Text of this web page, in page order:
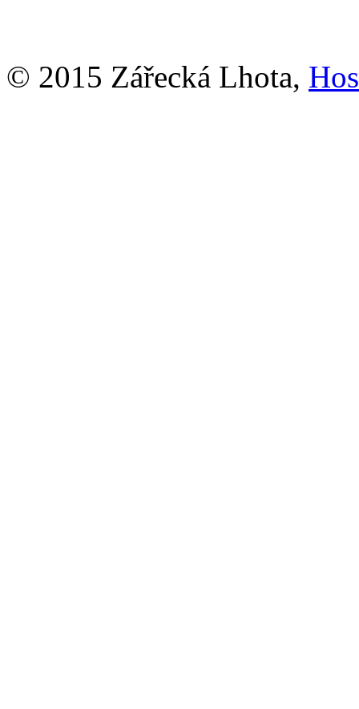
© 2015 Zářecká Lhota,